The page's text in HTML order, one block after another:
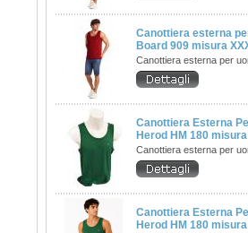
Canottiera esterna
Board 909 misura
Canottiera esterna per
Canottiera Esterna
Herod HM 180
Canottiera esterna per
Canottiera Esterna
Herod HM 180